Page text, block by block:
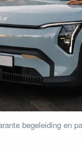
begeleiding en